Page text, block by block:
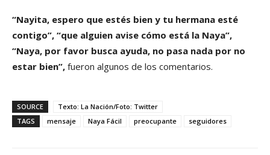
“Nayita, espero que estés bien y tu hermana esté
contigo”, “que alguien avise cómo está la Naya”,
“Naya, por favor busca ayuda, no pasa nada por no
estar bien”, fueron algunos de los comentarios.
SOURCE
Texto: La Nación/Foto: Twitter
TAGS
mensaje Naya Fácil preocupante seguidores